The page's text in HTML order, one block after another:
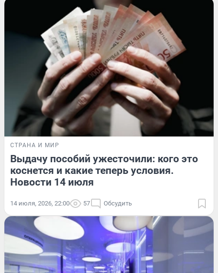
СТРАНА И МИР
Выдачу пособий ужесточили: кого это
коснется и какие теперь условия.
Новости 14 июля
14 июля, 2026, 22:00 57 Обсудить